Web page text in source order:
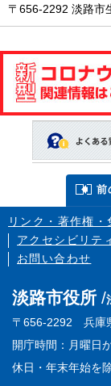
〒656-2292 淡路市
前
リンク・著作権・
アクセシビリテ
お問い合わせ
淡路市役所
〒656-2292 兵庫
開庁時間：月曜日
休日・年末年始を除